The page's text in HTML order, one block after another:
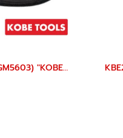
KBE2702543K (GM5603) "KOBE" ชุดเครื่องเจียร์ลม 3 มม. 56000 รอบ AIR MICRO AIR DIE GRINDER 3 MM. "KOBETOOLS" สินค้าประเทศอังกฤษ